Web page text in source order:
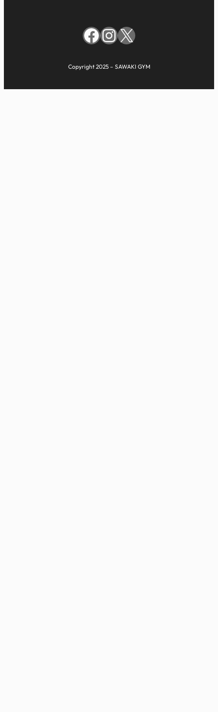
Facebook
Instagram
X
Copyright 2025 – SAWAKI GYM